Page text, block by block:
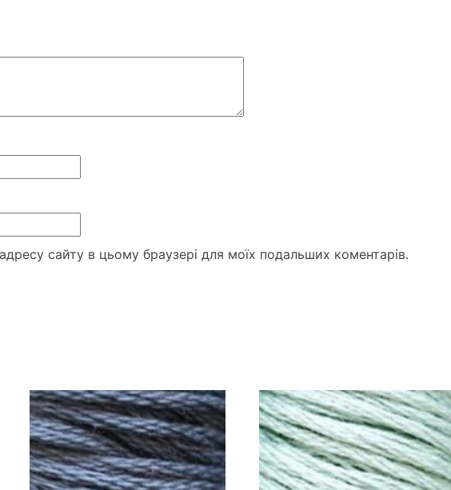
сайту в цьому браузері для моїх подальших коментарів.